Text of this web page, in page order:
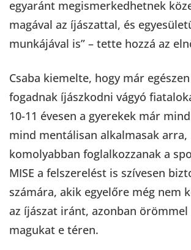
egyaránt megismerkedhetnek
magával az íjászattal, és
munkájával is” – tette hozzá az
Csaba kiemelte, hogy már
fogadnak íjászkodni vágyó
10-11 évesen a gyerekek már
mind mentálisan alkalmasak arra,
komolyabban foglalkozzanak a
MISE a felszerelést is szívesen
számára, akik egyelőre még nem
az íjászat iránt, azonban
magukat e téren.